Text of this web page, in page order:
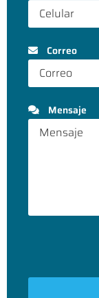
Correo
Mensaje